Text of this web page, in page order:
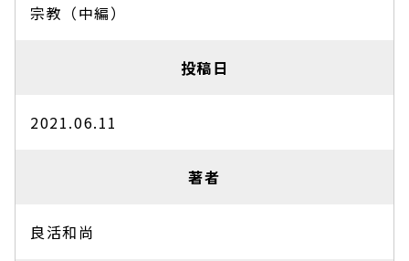
宗教（中編）
投稿日
2021.06.11
著者
良活和尚